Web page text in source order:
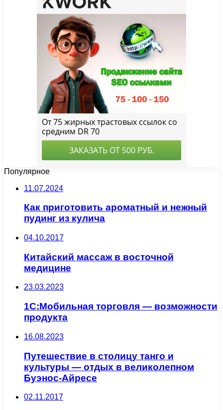
Популярное
11.07.2024
Как приготовить ароматный и нежный
пудинг из кулича
04.10.2017
Китайский массаж в восточной
медицине
23.03.2023
1С:Мобильная торговля — возможности
продукта
16.08.2023
Путешествие в столицу танго и
культуры — отдых в великолепном
Буэнос-Айресе
02.11.2017